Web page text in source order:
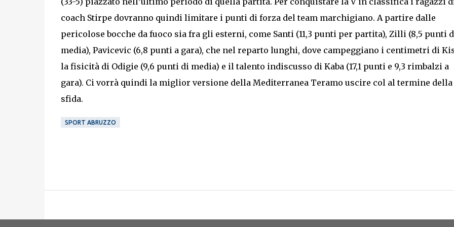
coach Stirpe dovranno quindi limitare i punti di forza del team marchigiano. A partire dalle
pericolose bocche da fuoco sia fra gli esterni, come Santi (11,3 punti per partita), Zilli (8,5 punti
media), Pavicevic (6,8 punti a gara), che nel reparto lunghi, dove campeggiano i centimetri di
la fisicità di Odigie (9,6 punti di media) e il talento indiscusso di Kaba (17,1 punti e 9,3 rimbalzi a
gara). Ci vorrà quindi la miglior versione della Mediterranea Teramo uscire col al termine della
sfida.
SPORT ABRUZZO